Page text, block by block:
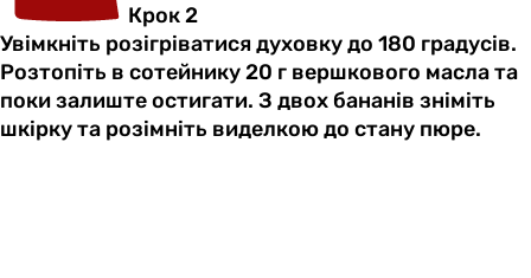
Крок 2
Увімкніть розігріватися духовку до 180 градусів.
Розтопіть в сотейнику 20 г вершкового масла та
поки залиште остигати. З двох бананів зніміть
шкірку та розімніть виделкою до стану пюре.